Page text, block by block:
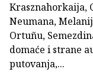
Krasznahorkaija,
Neumana,
Ortuñu,
domaće i strane
putovanja,...